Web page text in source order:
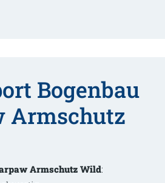
Bogenbau
Armschutz
Armschutz Wild: